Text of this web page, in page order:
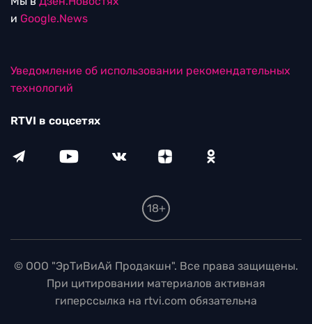
и Google.News
Уведомление об использовании рекомендательных
технологий
RTVI в соцсетях
18+
© ООО "ЭрТиВиАй Продакшн". Все права защищены.
При цитировании материалов активная
гиперссылка на rtvi.com обязательна